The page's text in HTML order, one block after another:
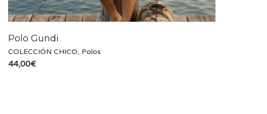
Polo Gundi
COLECCIÓN CHICO, Polos
44,00€